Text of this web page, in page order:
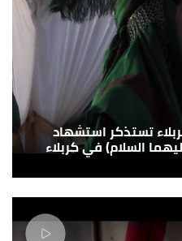
تستذكر استشهاد
السلام) في كربلاء